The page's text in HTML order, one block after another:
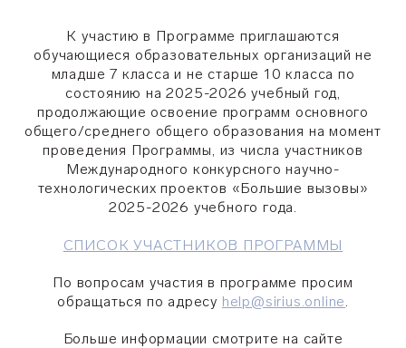
К участию в Программе приглашаются
обучающиеся образовательных организаций не
младше 7 класса и не старше 10 класса по
состоянию на 2025-2026 учебный год,
продолжающие освоение программ основного
общего/среднего общего образования на момент
проведения Программы, из числа участников
Международного конкурсного научно-
технологических проектов «Большие вызовы»
2025-2026 учебного года.
СПИСОК УЧАСТНИКОВ ПРОГРАММЫ
По вопросам участия в программе просим
обращаться по адресу help@sirius.online.
Больше информации смотрите на сайте